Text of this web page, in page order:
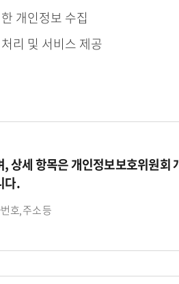
개인정보 수집
리 및 서비스 제공
상세 항목은 개인정보보호위원회
다.
호, 주소 등